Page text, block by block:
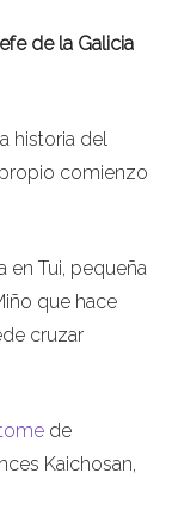
de la Galicia
historia del
comienzo
en Tui, pequeña
que hace
cruzar
de
Kaichosan,